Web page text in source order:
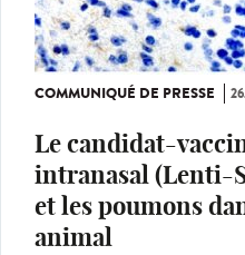
COMMUNIQUÉ DE PRESSE
Le candidat-
intranasal (Lenti-
et les poumons
animal